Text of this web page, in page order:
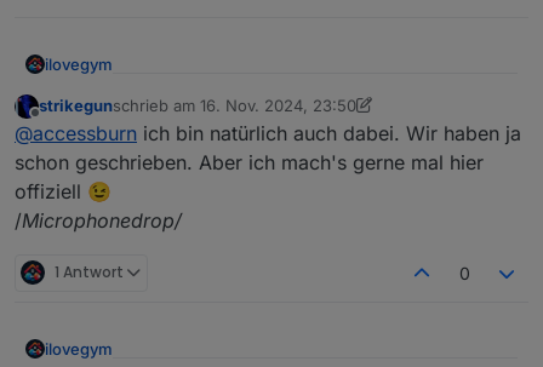
ilovegym
Willkommen beim Stammtisch im Raum Rhein-Main-
Hessen
strikegunschrieb am 16. Nov. 2024, 23:50
zuletzt editiert von strikegun
@accessburn ich bin natürlich auch dabei. Wir haben ja
schon geschrieben. Aber ich mach's gerne mal hier
offiziell 😉
/Microphonedrop/
1 Antwort 0
ilovegym